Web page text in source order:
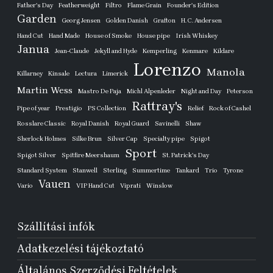
Father's Day
Featherweight Filtro Flame Grain Founder's Edition
Garden Georg Jensen Golden Danish Grafton
H. C. Andersen
Hand Cut
Hand Made House of Smoke House pipe Irish Whiskey
Janua Jean-Claude Jekyll and Hyde Kemperling Kenmare Kildare
Killarney Kinsale Lectura Limerick Lorenzo Manola
Martin Wess Mastro De Paja Michl Alpenleder Night and Day Peterson
Pipe of year Prestigio PS Collection Rattray's Relief
Rock of Cashel
Rosslare Classic
Royal Danish Royal Guard Savinelli
Shaw
Sherlock Holmes
Silke Brun Silver Cap Specialty pipe Spigot
Spigot Silver Spitfire Meershaum Sport
St. Patrick's Day
Standard System
Stanwell Sterling Summertime Tankard Trio
Tyrone
Vario
Vauen VIP Hand Cut Viprati Winslow
Szállítási infók
Adatkezelési tájékoztató